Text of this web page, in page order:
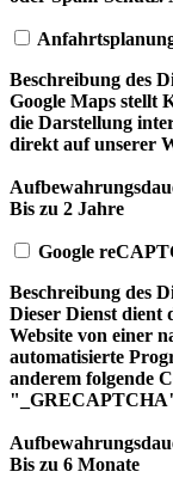
Beschreibung des
Google Maps stellt
die Darstellung
direkt auf unserer
Bis zu 2 Jahre
Google
Beschreibung des
Dieser Dienst dient
Website von einer
automatisierte
anderem folgende
Bis zu 6 Monate